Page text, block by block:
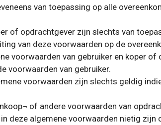
van toepassing op alle
of opdrachtgever zijn slechts van
van deze voorwaarden op de
voorwaarden van gebruiker en koper
voorwaarden van gebruiker.
voorwaarden zijn slechts geldig
of andere voorwaarden van
deze algemene voorwaarden nietig